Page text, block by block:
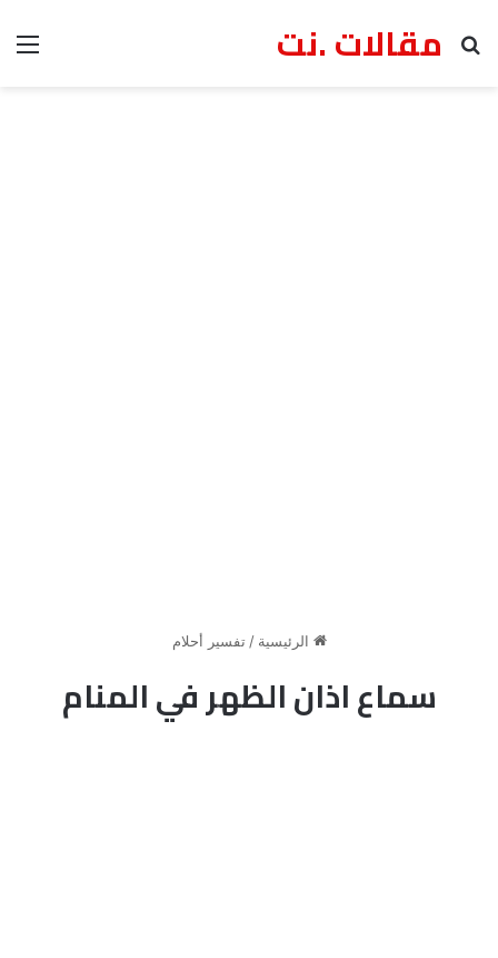
مقالات .نت
بحث عن
الرئيسية / تفسير أحلام
سماع اذان الظهر في المنام